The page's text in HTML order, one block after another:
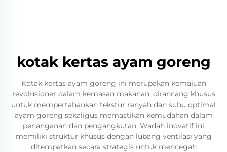
kotak kertas ayam goreng
Kotak kertas ayam goreng ini merupakan kemajuan
revolusioner dalam kemasan makanan, dirancang khusus
untuk mempertahankan tekstur renyah dan suhu optimal
ayam goreng sekaligus memastikan kemudahan dalam
penanganan dan pengangkutan. Wadah inovatif ini
memiliki struktur khusus dengan lubang ventilasi yang
ditempatkan secara strategis untuk mencegah